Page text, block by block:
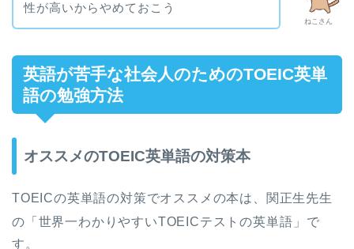
ねこさん
性が高いからやめておこう
英語が苦手な社会人のためのTOEIC英単
語の勉強方法
オススメのTOEIC英単語の対策本
TOEICの英単語の対策でオススメの本は、関正生先生
の「世界一わかりやすいTOEICテストの英単語 」で
す。